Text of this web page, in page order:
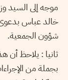
موجه إلى السيد
خالد عباس
شؤون الجمعية.
ثانيا : يلاحظ أن
بجملة من